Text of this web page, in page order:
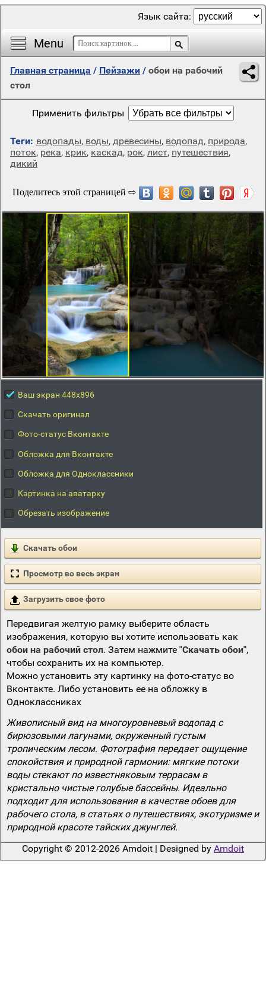
Menu
Язык сайта:
Главная страница / Пейзажи / обои на рабочий
стол
Применить фильтры
Теги: водопады, воды, древесины, водопад, природа,
поток, река, крик, каскад, рок, лист, путешествия,
дикий
Ваш экран 448x896
Скачать оригинал
Фото-статус Вконтакте
Обложка для Вконтакте
Обложка для Одноклассники
Картинка на аватарку
Обрезать изображение
Скачать обои
Просмотр во весь экран
Загрузить свое фото
Передвигая желтую рамку выберите область
изображения, которую вы хотите использовать как
обои на рабочий стол. Затем нажмите "Скачать обои",
чтобы сохранить их на компьютер.
Можно установить эту картинку на фото-статус во
Вконтакте. Либо установить ее на обложку в
Одноклассниках
Живописный вид на многоуровневый водопад с
бирюзовыми лагунами, окруженный густым
тропическим лесом. Фотография передает ощущение
спокойствия и природной гармонии: мягкие потоки
воды стекают по известняковым террасам в
кристально чистые голубые бассейны. Идеально
подходит для использования в качестве обоев для
рабочего стола, в статьях о путешествиях, экотуризме и
природной красоте тайских джунглей.
Copyright © 2012-2026 Amdoit | Designed by Amdoit